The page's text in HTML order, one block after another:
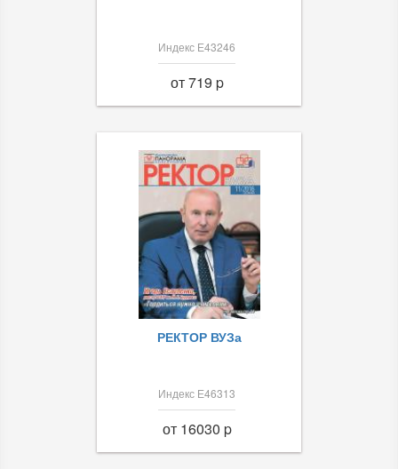
Индекс Е43246
от 719 p
РЕКТОР ВУЗа
Индекс Е46313
от 16030 p